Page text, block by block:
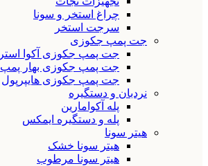
چراغ استخر و سونا
سرجت استخر
جت پمپ جکوزی
جت پمپ جکوزی آکوا
جت پمپ جکوزی بهار پمپ
جت پمپ جکوزی هایپرپول
نردبان و دستگیره
پله آکوامارین
پله و دستگیره ایمکس
هیتر سونا
هیتر سونا خشک
هیتر سونا مرطوب